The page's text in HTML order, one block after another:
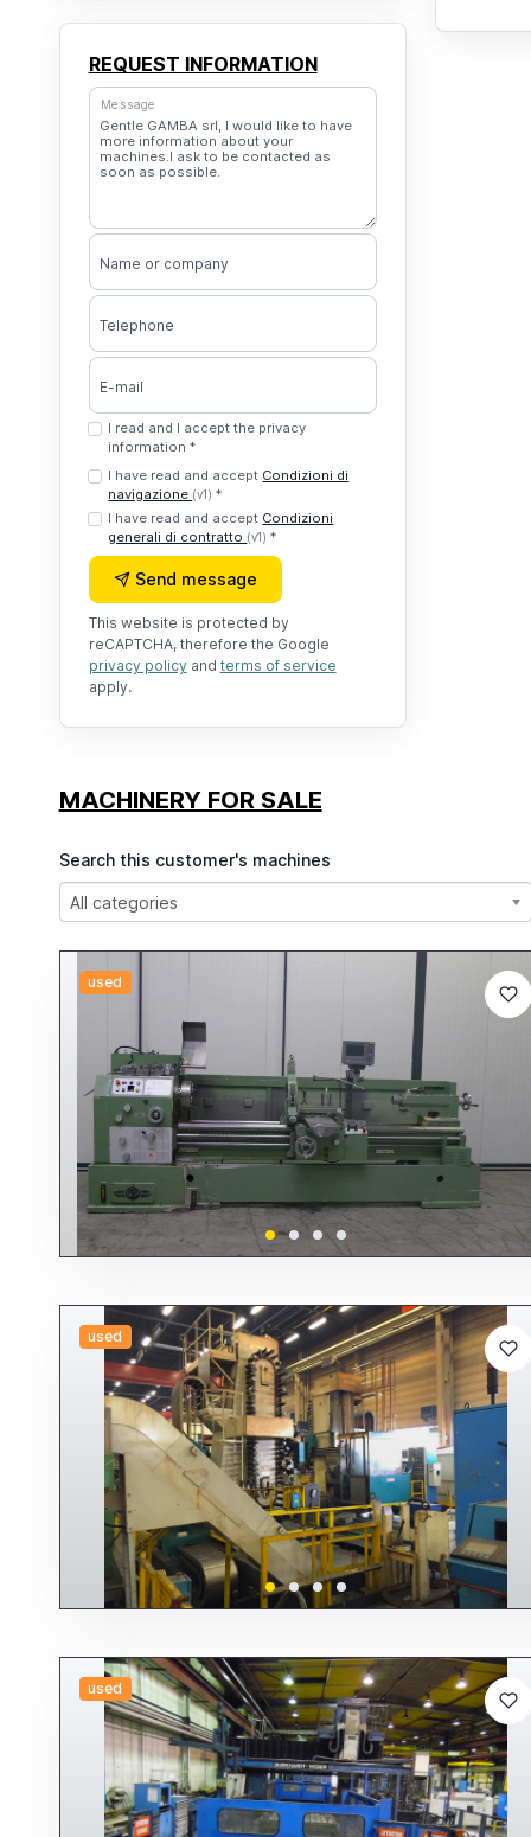
REQUEST INFORMATION
Message
Name or company
Telephone
E-mail
I read and I accept the privacy
information *
I have read and accept Condizioni di
navigazione (v1) *
I have read and accept Condizioni
generali di contratto (v1) *
Send message
This website is protected by
reCAPTCHA, therefore the Google
privacy policy and terms of service
apply.
MACHINERY FOR SALE
Search this customer's machines
All categories
used
used
used